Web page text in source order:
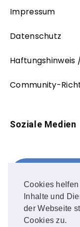
Cookies
Inhalte und
der Webseite
Cookies zu.
Impressum
Datenschutz
Community-
Soziale Medien
FOLLOW ME!
OUR PHOTOS!